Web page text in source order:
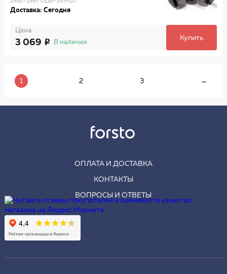
Доставка: Сегодня
Цена
3 069 В наличии
Купить
1 2 3 →
ОПЛАТА И ДОСТАВКА
КОНТАКТЫ
ВОПРОСЫ И ОТВЕТЫ